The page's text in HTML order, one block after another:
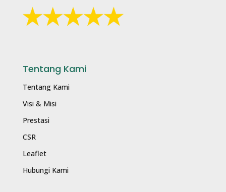
Tentang Kami
Tentang Kami
Visi & Misi
Prestasi
CSR
Leaflet
Hubungi Kami